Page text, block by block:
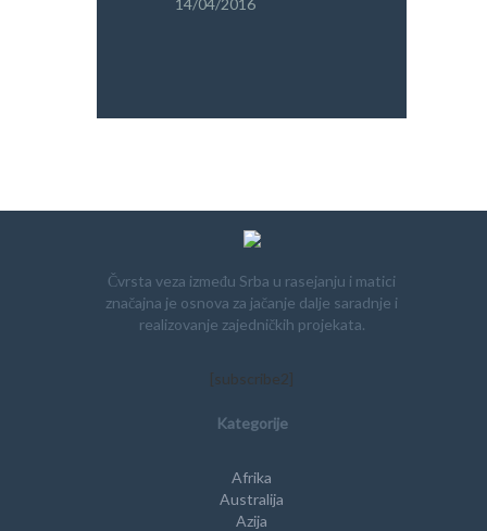
PRETRAGA14/04/2016
Čvrsta veza između Srba u rasejanju i matici
značajna je osnova za jačanje dalje saradnje i
realizovanje zajedničkih projekata.
[subscribe2]
Kategorije
Afrika
Australija
Azija